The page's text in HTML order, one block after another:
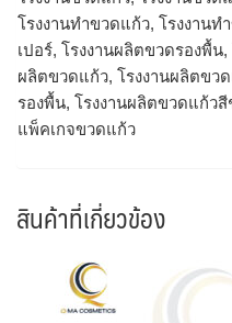
โรงงานทำขวดแก้ว, โรงงาน
เปอร์, โรงงานผลิตขวดรองพื้น
ผลิตขวดแก้ว, โรงงานผลิตขว
รองพื้น, โรงงานผลิตขวดแก้วสี
แพ็คเกจขวดแก้ว
สินค้าที่เกี่ยวข้อง